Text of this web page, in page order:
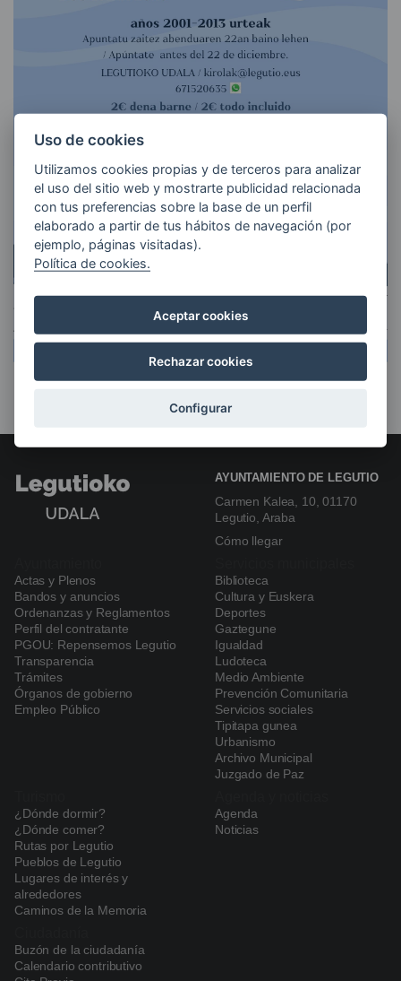
AYUNTAMIENTO DE LEGUTIO
Carmen Kalea, 10, 01170
Legutio, Araba
Cómo llegar
Navegación
principal
Actas y Plenos
Bandos y anuncios
Ordenanzas y Reglamentos
Perfil del contratante
PGOU: Repensemos Legutio
Transparencia
Trámites
Órganos de gobierno
Empleo Público
Biblioteca
Cultura y Euskera
Deportes
Gaztegune
Igualdad
Ludoteca
Medio Ambiente
Prevención Comunitaria
Servicios sociales
Tipitapa gunea
Urbanismo
Archivo Municipal
Juzgado de Paz
¿Dónde dormir?
¿Dónde comer?
Rutas por Legutio
Pueblos de Legutio
Lugares de interés y
alrededores
Caminos de la Memoria
Agenda
Noticias
Buzón de la ciudadanía
Calendario contributivo
Uso de cookies
Utilizamos cookies propias y de terceros para analizar
el uso del sitio web y mostrarte publicidad relacionada
con tus preferencias sobre la base de un perfil
elaborado a partir de tus hábitos de navegación (por
ejemplo, páginas visitadas).
Política de cookies.
Aceptar cookies
Rechazar cookies
Configurar